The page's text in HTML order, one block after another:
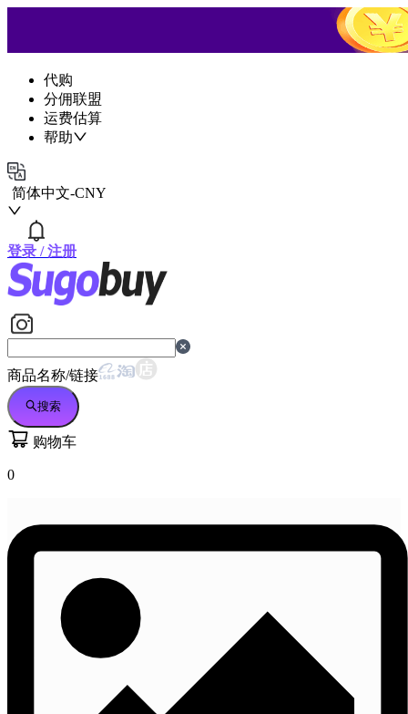
代购
分佣联盟
运费估算
帮助
简体中文-CNY
登录 /注册
商品名称/链接
搜索
购物车
0